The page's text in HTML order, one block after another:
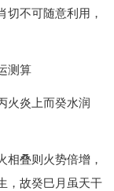
切不可随意利用，
测算
火炎上而癸水润
相叠则火势倍增，
，故癸巳月虽天干